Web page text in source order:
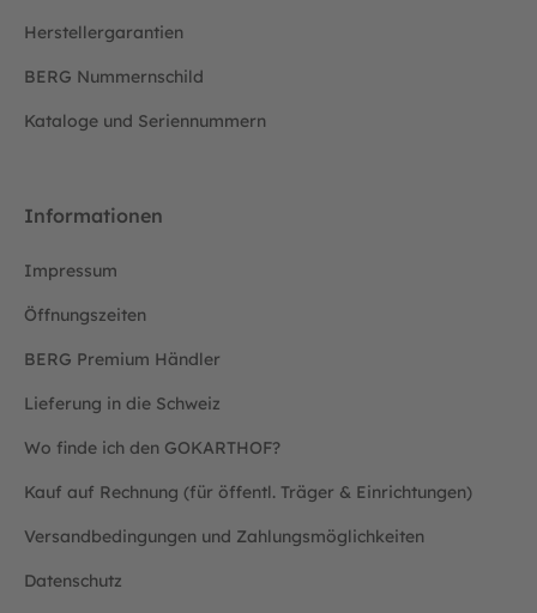
Herstellergarantien
BERG Nummernschild
Kataloge und Seriennummern
Informationen
Impressum
Öffnungszeiten
BERG Premium Händler
Lieferung in die Schweiz
Wo finde ich den GOKARTHOF?
Kauf auf Rechnung (für öffentl. Träger & Einrichtungen)
Versandbedingungen und Zahlungsmöglichkeiten
Datenschutz